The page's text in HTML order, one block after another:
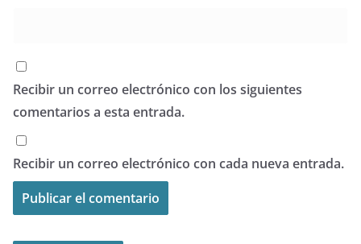
Recibir un correo electrónico con los siguientes
comentarios a esta entrada.
Recibir un correo electrónico con cada nueva entrada.